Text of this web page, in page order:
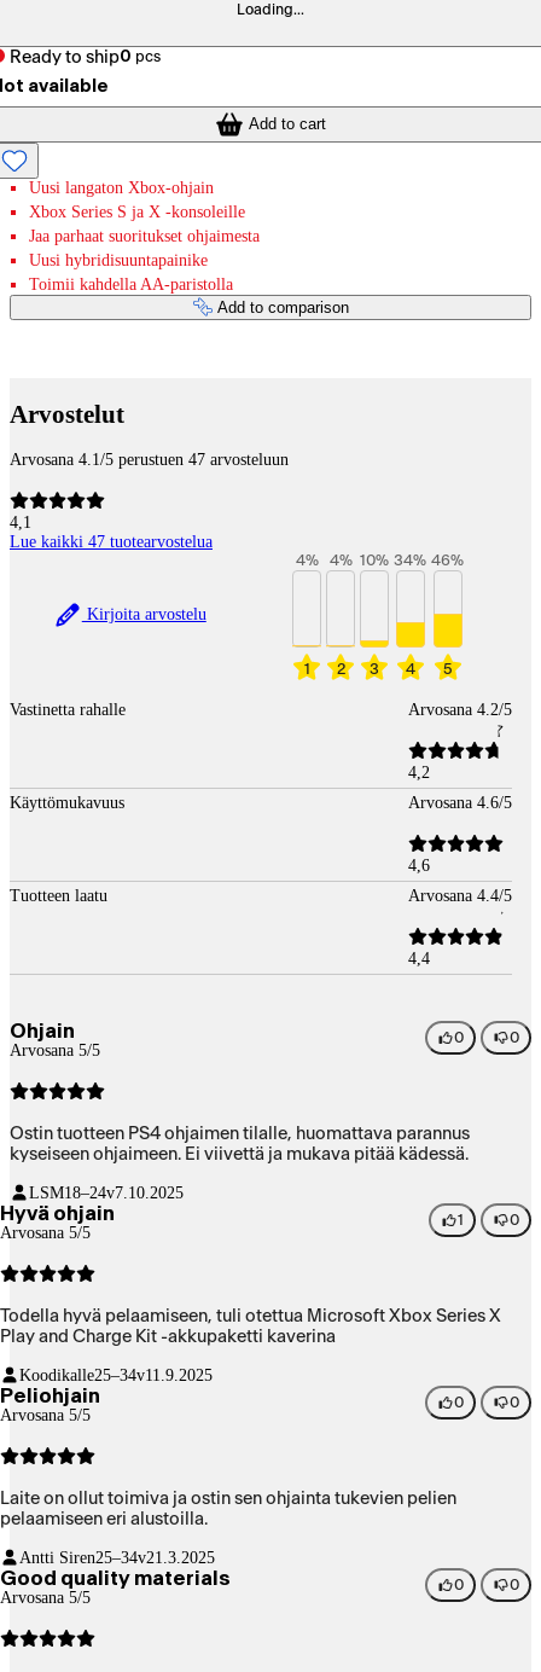
Loading...
Ready to ship0 pcs
available
Add to cart
Uusi langaton Xbox-ohjain
Xbox Series S ja X -konsoleille
Jaa parhaat suoritukset ohjaimesta
Uusi hybridisuuntapainike
Toimii kahdella AA-paristolla
Add to comparison
Arvostelut
Arvosana 4.1/5 perustuen 47 arvosteluun
4,1
Lue kaikki 47 tuotearvostelua
Kirjoita arvostelu
1
4%
2
4%
3
10%
4
34%
5
46%
Vastinetta rahalle Arvosana 4.2/5
4,2
Käyttömukavuus
Arvosana 4.6/5
4,6
Tuotteen laatu
Arvosana 4.4/5
4,4
Ohjain
Arvosana 5/5
0 0
Ostin tuotteen PS4 ohjaimen tilalle, huomattava parannus
kyseiseen ohjaimeen. Ei viivettä ja mukava pitää kädessä.
LSM18–24v7.10.2025
Hyvä ohjain
Arvosana 5/5
1 0
Todella hyvä pelaamiseen, tuli otettua Microsoft Xbox Series X
Play and Charge Kit -akkupaketti kaverina
Koodikalle25–34v11.9.2025
Peliohjain
Arvosana 5/5
0 0
Laite on ollut toimiva ja ostin sen ohjainta tukevien pelien
pelaamiseen eri alustoilla.
Antti Siren25–34v21.3.2025
Good quality materials
Arvosana 5/5
0 0